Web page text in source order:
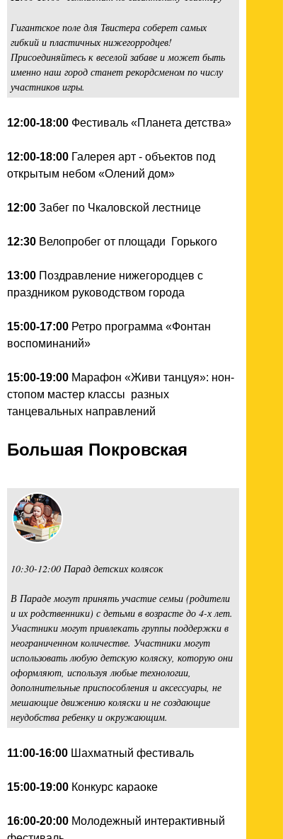
Гигантское поле для Твистера соберет самых
гибкий и пластичных нижегорродцев!
Присоединяйтесь к веселой забаве и может быть
именно наш город станет рекордсменом по числу
участников игры.
12:00-18:00 Фестиваль «Планета детства»
12:00-18:00 Галерея арт - объектов под
открытым небом «Олений дом»
12:00 Забег по Чкаловской лестнице
12:30 Велопробег от площади Горького
13:00 Поздравление нижегородцев с
праздником руководством города
15:00-17:00 Ретро программа «Фонтан
воспоминаний»
15:00-19:00 Марафон «Живи танцуя»: нон-
стопом мастер классы разных
танцевальных направлений
Большая Покровская
10:30-12:00 Парад детских колясок
В Параде могут принять участие семьи (родители
и их родственники) с детьми в возрасте до 4-х лет.
Участники могут привлекать группы поддержки в
неограниченном количестве. Участники могут
использовать любую детскую коляску, которую они
оформляют, используя любые технологии,
дополнительные приспособления и аксессуары, не
мешающие движению коляски и не создающие
неудобства ребенку и окружающим.
11:00-16:00 Шахматный фестиваль
15:00-19:00 Конкурс караоке
16:00-20:00 Молодежный интерактивный